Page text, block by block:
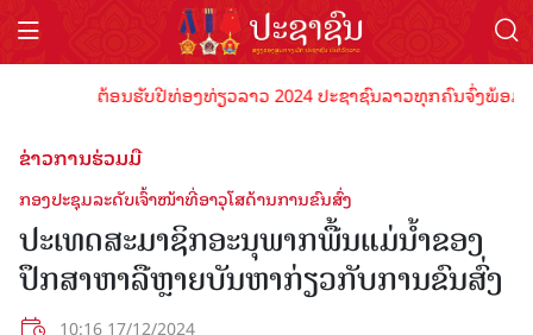
ຕ້ອນຮັບປີທ່ອງທ່ຽວລາວ 2024 ປະຊາຊົນລາວທຸກຄົນຈົ່ງພ້ອມເ
ຂ່າວການຮ່ວມມື
ກອງປະຊຸມລະດັບເຈົ້າໜ້າທີ່ອາວຸໂສດ້ານການຂົນສົ່ງ
ປະເທດສະມາຊິກອະນຸພາກພື້ນແມ່ນໍ້າຂອງ
ປຶກສາຫາລືຫຼາຍບັນຫາກ່ຽວກັບການຂົນສົ່ງ
10:16 17/12/2024